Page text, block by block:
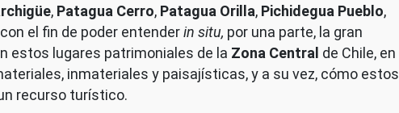
, Patagua Cerro, Patagua Orilla, Pichidegua Pueblo,
el fin de poder entenderin situ, por una parte, la gran
estos lugares patrimoniales de la Zona Central de Chile, en
inmateriales y paisajísticas, y a su vez, cómo estos
recurso turístico.